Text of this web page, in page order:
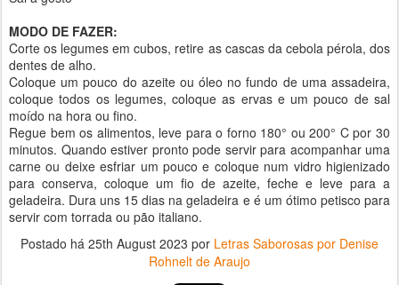
MODO DE FAZER:
Corte os legumes em cubos, retire as cascas da cebola pérola, dos
dentes de alho.
Coloque um pouco do azeite ou óleo no fundo de uma assadeira,
coloque todos os legumes, coloque as ervas e um pouco de sal
moído na hora ou fino.
Regue bem os alimentos, leve para o forno 180° ou 200° C por 30
minutos. Quando estiver pronto pode servir para acompanhar uma
carne ou deixe esfriar um pouco e coloque num vidro higienizado
para conserva, coloque um fio de azeite, feche e leve para a
geladeira. Dura uns 15 dias na geladeira e é um ótimo petisco para
servir com torrada ou pão italiano.
Postado há 25th August 2023 por Letras Saborosas por Denise
Rohnelt de Araujo